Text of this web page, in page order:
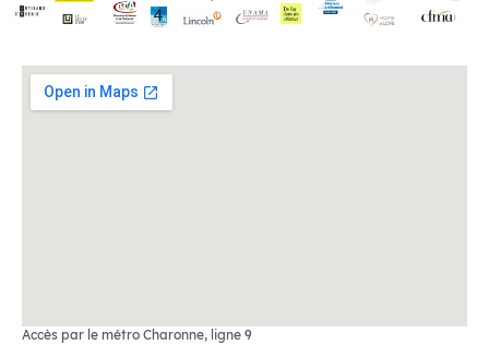
Accès par le métro Charonne, ligne 9